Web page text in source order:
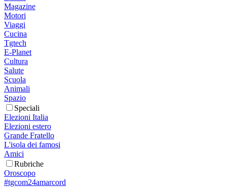
Magazine
Motori
Viaggi
Cucina
Tgtech
E-Planet
Cultura
Salute
Scuola
Animali
Spazio
Speciali
Elezioni Italia
Elezioni estero
Grande Fratello
L'isola dei famosi
Amici
Rubriche
Oroscopo
#tgcom24amarcord